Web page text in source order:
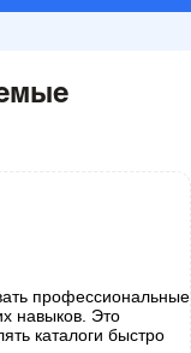
профессиональные
навыков. Это
каталоги быстро